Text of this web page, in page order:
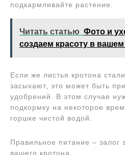
подкармливайте растение.
Читать статью Фото и
создаем красоту в вашем
Если же листья кротона
засыхают‚ это может быть
удобрений. В этом случае
подкормку на некоторое
горшке чистой водой.
Правильное питание – залог
вашего кротона.